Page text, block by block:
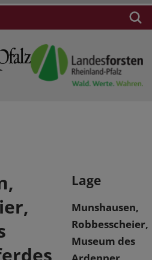
Lage
Munshausen,
Robbesscheier,
Museum des